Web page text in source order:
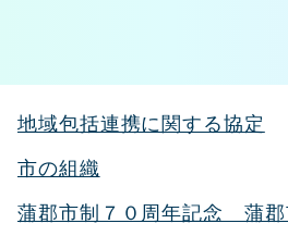
地域包括連携に関する協定
市の組織
蒲郡市制７０周年記念 蒲郡